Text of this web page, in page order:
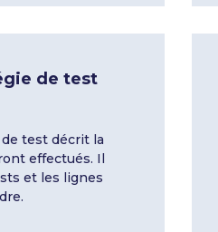
de test
test décrit la
effectués. Il
et les lignes